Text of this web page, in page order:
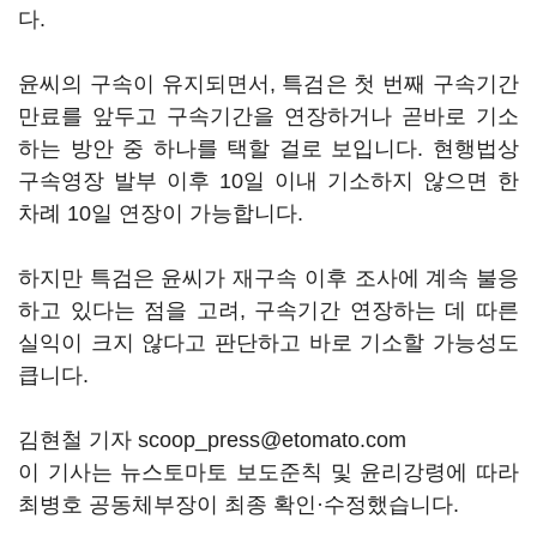
다.
윤씨의 구속이 유지되면서, 특검은 첫 번째 구속기간
만료를 앞두고 구속기간을 연장하거나 곧바로 기소
하는 방안 중 하나를 택할 걸로 보입니다. 현행법상
구속영장 발부 이후 10일 이내 기소하지 않으면 한
차례 10일 연장이 가능합니다.
하지만 특검은 윤씨가 재구속 이후 조사에 계속 불응
하고 있다는 점을 고려, 구속기간 연장하는 데 따른
실익이 크지 않다고 판단하고 바로 기소할 가능성도
큽니다.
김현철 기자 scoop_press@etomato.com
이 기사는 뉴스토마토 보도준칙 및 윤리강령에 따라
최병호 공동체부장이 최종 확인·수정했습니다.